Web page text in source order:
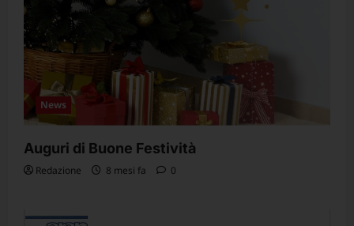
News
Auguri di Buone Festività
Redazione 8 mesi fa 0